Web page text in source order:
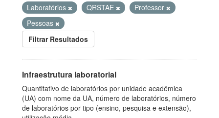
Laboratórios
QRSTAE
Professor
Pessoas
Filtrar Resultados
Infraestrutura laboratorial
Quantitativo de laboratórios por unidade acadêmica
(UA) com nome da UA, número de laboratórios, número
de laboratórios por tipo (ensino, pesquisa e extensão),